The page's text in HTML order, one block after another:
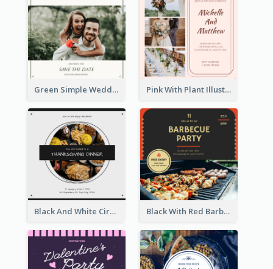
Green Simple Wedding Photo Wedding Invitation Pink With Plant Illustration Wedding Party Invitation
Black And White Circle Photo Thanksgiving Dinner Invitation Black With Red Barbecue Housewarming Invitation